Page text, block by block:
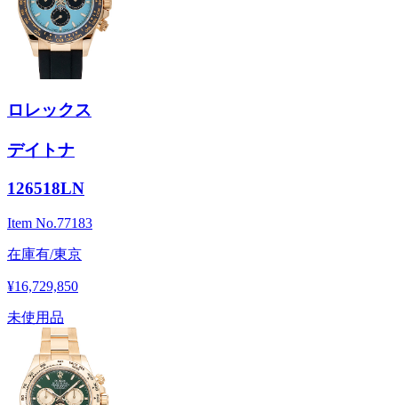
ロレックス
デイトナ
126518LN
Item No.77183
在庫有/東京
¥16,729,850
未使用品